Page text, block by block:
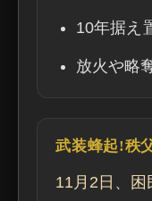
10年据え
放火や略
武装蜂起!秩
11月2日、